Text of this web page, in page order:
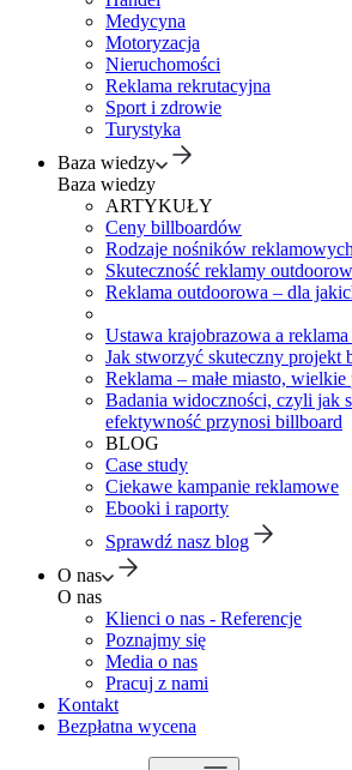
Medycyna
Motoryzacja
Nieruchomości
Reklama rekrutacyjna
Sport i zdrowie
Turystyka
Baza wiedzy
Baza wiedzy
ARTYKUŁY
Ceny billboardów
Rodzaje nośników reklamowych
Skuteczność reklamy
Reklama outdoorowa – dla
Ustawa krajobrazowa a reklama
Jak stworzyć skuteczny projekt
Reklama – małe miasto,
Badania widoczności, czyli jak
efektywność przynosi billboard
BLOG
Case study
Ciekawe kampanie reklamowe
Ebooki i raporty
Sprawdź nasz blog
O nas
O nas
Klienci o nas - Referencje
Poznajmy się
Media o nas
Pracuj z nami
Kontakt
Bezpłatna wycena